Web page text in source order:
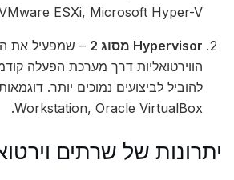
ESXi, Microsoft Hyper-V.
Hypervisor מסוג 2
– שמפעיל את
הווירטואליות דרך מערכת הפעלה
Workstation, Oracle VirtualBox.
יתרונות של שרתים